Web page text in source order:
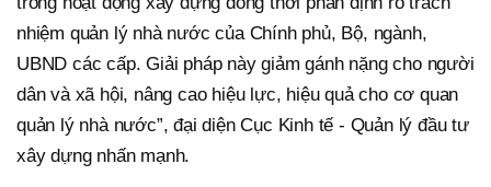
nhiệm quản lý nhà nước của Chính phủ, Bộ, ngành,
UBND các cấp. Giải pháp này giảm gánh nặng cho người
dân và xã hội, nâng cao hiệu lực, hiệu quả cho cơ quan
quản lý nhà nước”, đại diện Cục Kinh tế - Quản lý đầu tư
xây dựng nhấn mạnh.